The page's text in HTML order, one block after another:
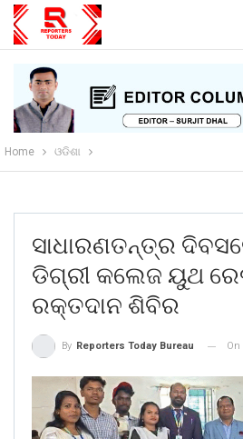
Home ଓଡିଶା
ସାଧାରଣତନ୍ତ୍ର
ଡିଗ୍ରୀ କଲେଜ ୟୁଥ
ରକ୍ତଦାନ ଶିବିର
By Reporters Today Bureau On